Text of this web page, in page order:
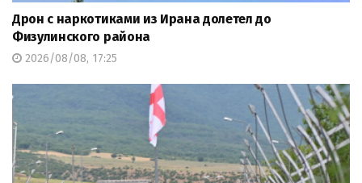
Дрон с наркотиками из Ирана долетел до
Физулинского района
2026/08/08, 17:25